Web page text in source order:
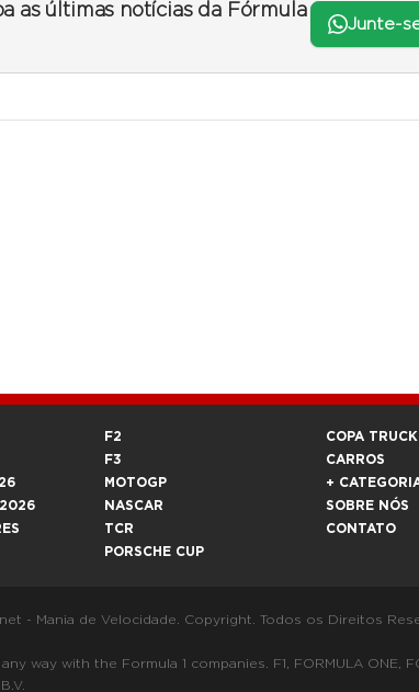
as últimas notícias da Fórmula
Junte-
2026
F2
F3
MOTOGP
NASCAR
TCR
PORSCHE CUP
COPA TRUCK
CARROS
+
SOBRE NÓS
CONTATO
- Mania de Velocidade. Copyright. Todos os Direitos
with the Formula 1 companies. F1, FORMULA ONE,